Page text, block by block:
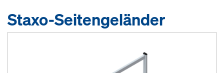
Staxo-Seitengeländer